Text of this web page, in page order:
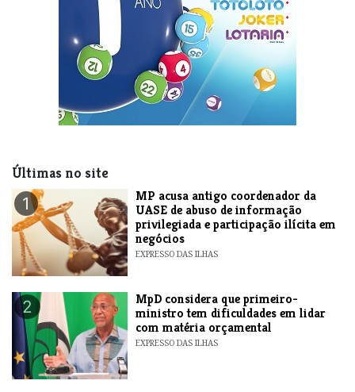
Últimas no site
1
MP acusa antigo coordenador da
UASE de abuso de informação
privilegiada e participação ilícita em
negócios
EXPRESSO DAS ILHAS
2
MpD considera que primeiro-
ministro tem dificuldades em lidar
com matéria orçamental
EXPRESSO DAS ILHAS